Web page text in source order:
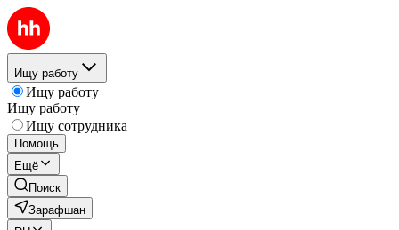
Ищу работу
Ищу работу
Ищу работу
Ищу сотрудника
Помощь
Ещё
Поиск
Зарафшан